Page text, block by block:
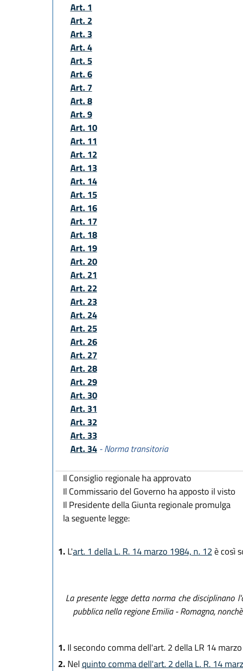
Art. 1
Art. 2
Art. 3
Art. 4
Art. 5
Art. 6
Art. 7
Art. 8
Art. 9
Art. 10
Art. 11
Art. 12
Art. 13
Art. 14
Art. 15
Art. 16
Art. 17
Art. 18
Art. 19
Art. 20
Art. 21
Art. 22
Art. 23
Art. 24
Art. 25
Art. 26
Art. 27
Art. 28
Art. 29
Art. 30
Art. 31
Art. 32
Art. 33
Art. 34- Norma transitoria
Il Consiglio regionale ha approvato
Il Commissario del Governo ha apposto il visto
Il Presidente della Giunta regionale promulga
la seguente legge:
1. L'art. 1 della L. R. 14 marzo 1984, n. 12 è così
La presente legge detta norma che disciplinano
pubblica nella regione Emilia - Romagna,
1. Il secondo comma dell'art. 2 della LR 14
2. Nel quinto comma dell'art. 2 della L. R. 14